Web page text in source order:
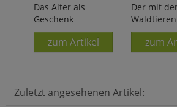
Das Alter als
Geschenk
zum Artikel
Der mit
zum
Zuletzt angesehenen Artikel: